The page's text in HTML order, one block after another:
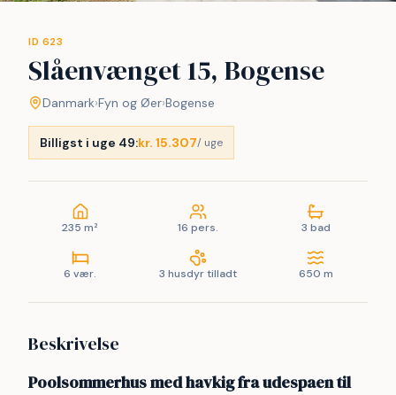
ID 623
Slåenvænget 15, Bogense
Danmark›Fyn og Øer›Bogense
Billigst i uge 49:kr. 15.307/ uge
235 m² 16 pers. 3 bad
6 vær. 3 husdyr tilladt 650 m
Beskrivelse
Poolsommerhus med havkig fra udespaen til